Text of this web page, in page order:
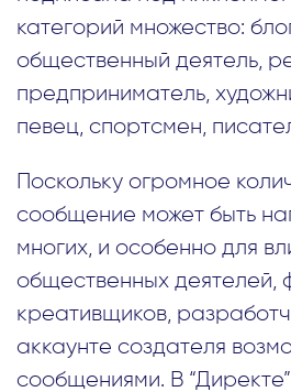
категорий множество:
общественный деятель,
предприниматель,
певец, спортсмен,
Поскольку огромное
сообщение может быть
многих, и особенно для
общественных деятелей,
креативщиков,
аккаунте создателя
сообщениями. В